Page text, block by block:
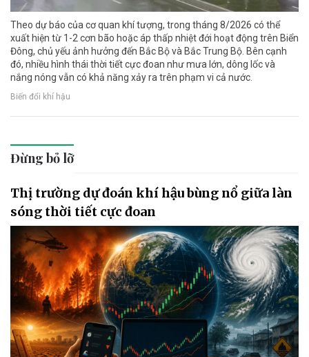
Theo dự báo của cơ quan khí tượng, trong tháng 8/2026 có thể
xuất hiện từ 1-2 cơn bão hoặc áp thấp nhiệt đới hoạt động trên Biển
Đông, chủ yếu ảnh hưởng đến Bắc Bộ và Bắc Trung Bộ. Bên cạnh
đó, nhiều hình thái thời tiết cực đoan như mưa lớn, dông lốc và
nắng nóng vẫn có khả năng xảy ra trên phạm vi cả nước.
Biến đổi khí hậu
Đừng bỏ lỡ
Thị trường dự đoán khí hậu bùng nổ giữa làn
sóng thời tiết cực đoan